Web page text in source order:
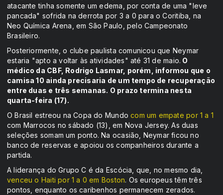
atacante tinha somente um edema, por conta de uma "leve
pancada" sofrida na derrota por 3 a 0 para o Coritiba, na
Neo Química Arena, em São Paulo, pelo Campeonato
Brasileiro.
Posteriormente, o clube paulista comunicou que Neymar
estaria "apto a voltar às atividades" até 31 de maio. O
médico da CBF, Rodrigo Lasmar, porém, informou que o
camisa 10 ainda precisaria de um tempo de recuperação
entre duas e três semanas. O prazo termina nesta
quarta-feira (17).
O Brasil estreou na Copa do Mundocom um empate por 1 a 1
com Marrocos no sábado (13), em Nova Jersey. As duas
seleções somam um ponto. Na ocasião, Neymar ficou no
banco de reservas e apoiou os companheiros durante a
partida.
A liderança do Grupo C é da Escócia, que, no mesmo dia,
venceu o Haiti por 1 a 0 em Boston. Os europeus têm três
pontos, enquanto os caribenhos permanecem zerados.